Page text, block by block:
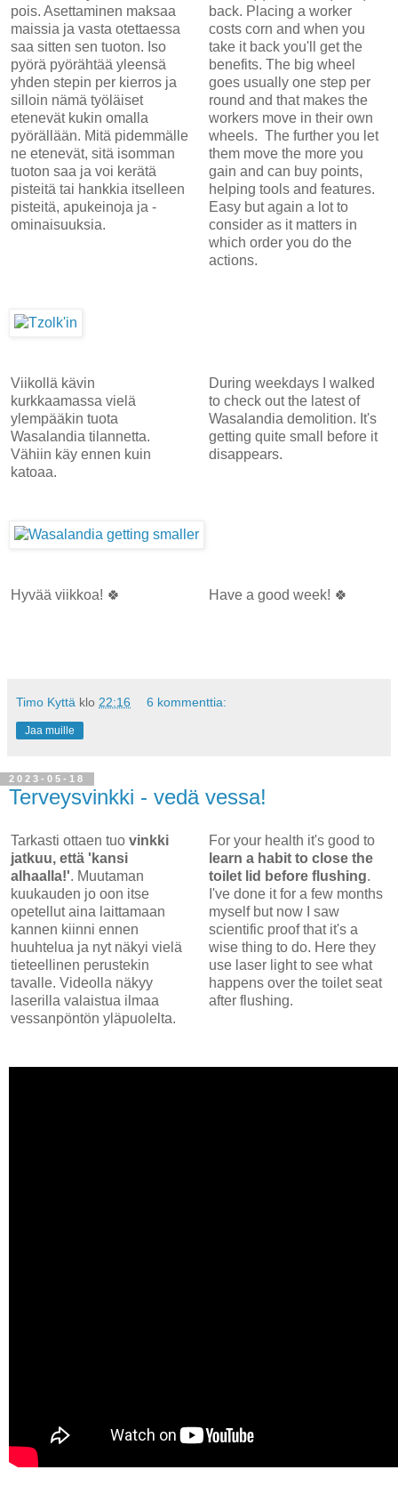
pois. Asettaminen maksaa
maissia ja vasta otettaessa
saa sitten sen tuoton. Iso
pyörä pyörähtää yleensä
yhden stepin per kierros ja
silloin nämä työläiset
etenevät kukin omalla
pyörällään. Mitä pidemmälle
ne etenevät, sitä isomman
tuoton saa ja voi kerätä
pisteitä tai hankkia itselleen
pisteitä, apukeinoja ja -
ominaisuuksia.
back. Placing a worker
costs corn and when you
take it back you'll get the
benefits. The big wheel
goes usually one step per
round and that makes the
workers move in their own
wheels. The further you let
them move the more you
gain and can buy points,
helping tools and features.
Easy but again a lot to
consider as it matters in
which order you do the
actions.
Viikollä kävin
kurkkaamassa vielä
ylempääkin tuota
Wasalandia tilannetta.
Vähiin käy ennen kuin
katoaa.
During weekdays I walked
to check out the latest of
Wasalandia demolition. It's
getting quite small before it
disappears.
Hyvää viikkoa! 🍀 Have a good week! 🍀
Timo Kyttä klo 22:16 6 kommenttia:
Jaa muille
2023-05-18
Terveysvinkki - vedä vessa!
Tarkasti ottaen tuo vinkki
jatkuu, että 'kansi
alhaalla!'. Muutaman
kuukauden jo oon itse
opetellut aina laittamaan
kannen kiinni ennen
huuhtelua ja nyt näkyi vielä
tieteellinen perustekin
tavalle. Videolla näkyy
laserilla valaistua ilmaa
vessanpöntön yläpuolelta.
For your health it's good to
learn a habit to close the
toilet lid before flushing.
I've done it for a few months
myself but now I saw
scientific proof that it's a
wise thing to do. Here they
use laser light to see what
happens over the toilet seat
after flushing.